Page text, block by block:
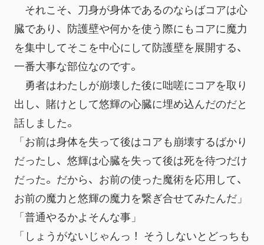
それこそ、刀身が身体であるのならばコアは心
臓であり、防護壁や何かを使う際にもコアに魔力
を集中してそこを中心にして防護壁を展開する、
一番大事な部位なのです。
勇者はわたしが崩壊した後に咄嗟にコアを取り
出し、賭けとして悠輝の心臓に埋め込んだのだと
話しました。
「お前は身体を失って後はコアも崩壊するばかり
だったし、悠輝は心臓を失って後は死を待つだけ
だった。だから、お前の使った魔術を応用して、
お前の魔力と悠輝の魔力を繋ぎ合せてみたんだ」
「普通やるかよそんな事」
「しょうがないじゃんっ！ そうしないとどっちも